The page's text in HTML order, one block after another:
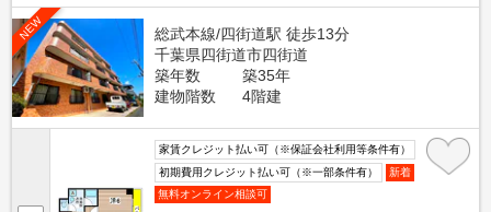
NEW
総武本線/四街道駅 徒歩13分
千葉県四街道市四街道
築年数
築35年
建物階数
4階建
家賃クレジット払い可（※保証会社利用等条件有）
初期費用クレジット払い可（※一部条件有）
新着
無料オンライン相談可